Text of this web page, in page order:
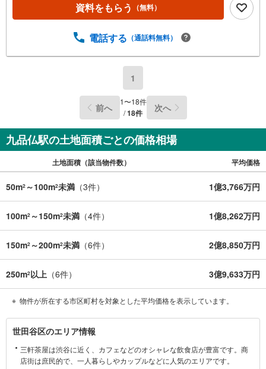
資料をもらう （無料）
電話する （通話料無料）
1
前へ 1〜18件
/18件 次へ
九品仏駅の土地面積ごとの価格相場
土地面積（該当物件数） 平均価格
50m2 ～100m2未満 （3件） 1億3,766万円
100m2 ～150m2未満 （4件） 1億8,262万円
150m2 ～200m2未満 （6件） 2億8,850万円
250m2以上 （6件） 3億9,633万円
物件が所在する市区町村を対象とした平均価格を表示しています。
世
田
谷
区
世田谷区のエリア情報
三軒茶屋は渋谷に近く、カフェなどのオシャレな飲食店が豊富です。商
店街は庶民的で、一人暮らしやカップルなどに人気のエリアです。